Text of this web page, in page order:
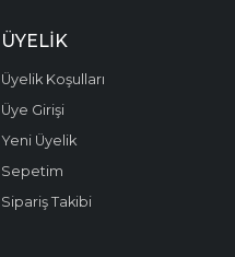
ÜYELIK
Üyelik Koşulları
Üye Girişi
Yeni Üyelik
Sepetim
Sipariş Takibi